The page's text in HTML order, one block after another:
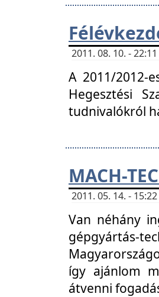
2011. 08. 10. -
A 2011/2012-
Hegesztési
tudnivalókról
MACH-
2011. 05. 14. -
Van néhány
gépgyártás-
így ajánlom
átvenni